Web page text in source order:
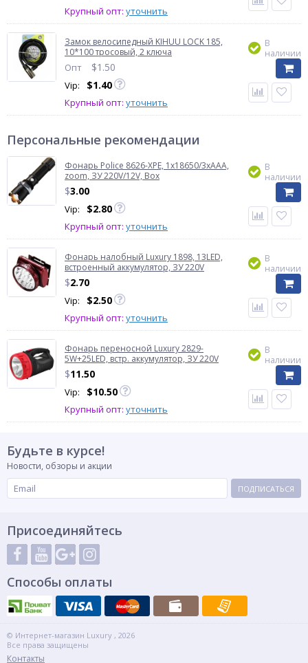
Крупный опт: уточнить
Замок велосипедный KIHUU LOCK 185,
10*100 тросовый, 2 ключа
Опт $1.50
Vip: $1.40
Крупный опт: уточнить
В
наличии
Персональные рекомендации
Фонарь Police 8626-XPE, 1х18650/3xAAA,
zoom, ЗУ 220V/12V, Box
$3.00
Vip: $2.80
Крупный опт: уточнить
В
наличии
Фонарь налобный Luxury 1898, 13LED,
встроенный аккумулятор, ЗУ 220V
$2.70
Vip: $2.50
Крупный опт: уточнить
В
наличии
Фонарь переносной Luxury 2829-
5W+25LED, встр. аккумулятор, ЗУ 220V
$11.50
Vip: $10.50
Крупный опт: уточнить
В
наличии
Будьте в курсе!
Новости, обзоры и акции
ПОДПИСАТЬСЯ
Присоединяйтесь
Способы оплаты
© Интернет-магазин Luxury , 2026
Все права защищены
Контакты